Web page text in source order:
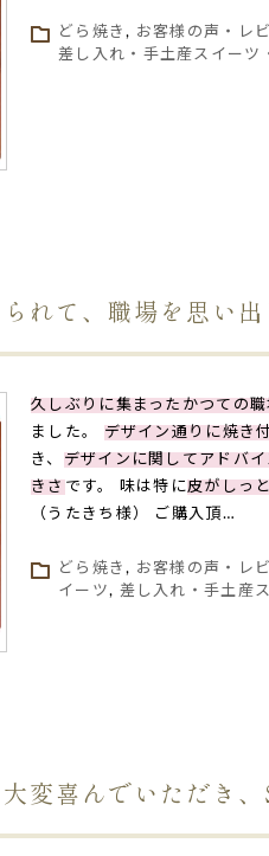
どら焼き, お客様の声・レ
差し入れ・手土産スイーツ
れて、職場を思い
久しぶりに集まったかつての
ました。
デザイン通りに焼き
き、
デザインに関してアドバ
きさ です。 味は特に皮がしっ
（うたきち様） ご購入頂…
どら焼き, お客様の声・レ
イーツ, 差し入れ・手土産
変喜んでいただき